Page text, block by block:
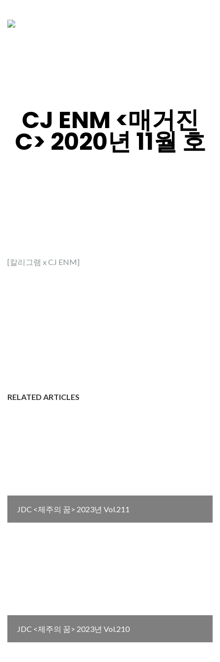
CJ ENM <매거진
C> 2020년 11월 호
[칼리그램 x CJ ENM]
RELATED ARTICLES
JDC <제주의 꿈> 2023년 Vol.211
JDC <제주의 꿈> 2023년 Vol.210